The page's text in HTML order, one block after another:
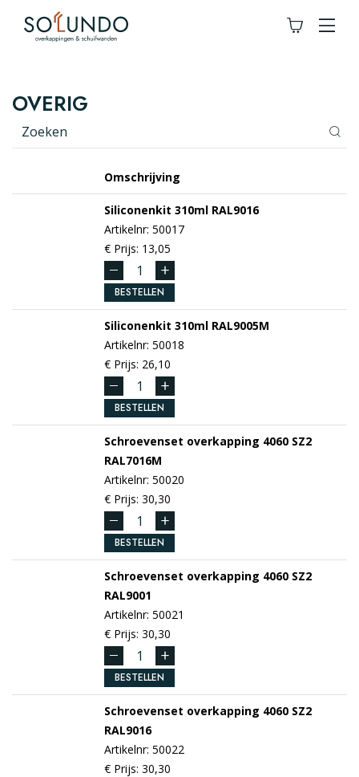
OVERIG
Omschrijving
Siliconenkit 310ml RAL9016
Artikelnr: 50017
€ Prijs: 13,05
BESTELLEN
Siliconenkit 310ml RAL9005M
Artikelnr: 50018
€ Prijs: 26,10
BESTELLEN
Schroevenset overkapping 4060 SZ2
RAL7016M
Artikelnr: 50020
€ Prijs: 30,30
BESTELLEN
Schroevenset overkapping 4060 SZ2
RAL9001
Artikelnr: 50021
€ Prijs: 30,30
BESTELLEN
Schroevenset overkapping 4060 SZ2
RAL9016
Artikelnr: 50022
€ Prijs: 30,30